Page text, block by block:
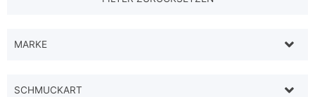
MARKE
SCHMUCKART